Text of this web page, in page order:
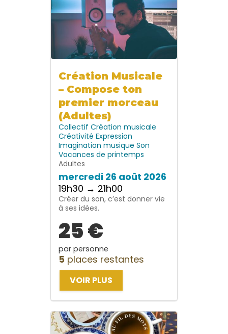
Création Musicale
– Compose ton
premier morceau
(Adultes)
Collectif Création musicale
Créativité Expression
Imagination musique Son
Vacances de printemps
Adultes
mercredi 26 août 2026
19h30 → 21h00
Créer du son, c’est donner vie
à ses idées.
25 €
par personne
5 places restantes
VOIR PLUS